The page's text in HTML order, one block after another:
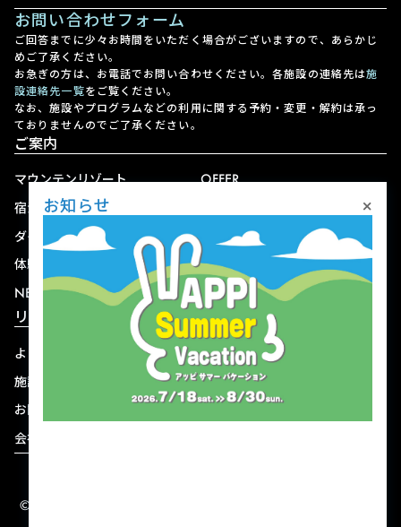
お問い合わせフォーム
ご回答までに少々お時間をいただく場合がございますので、あらかじ
めご了承ください。
お急ぎの方は、お電話でお問い合わせください。各施設の連絡先は施
設連絡先一覧をご覧ください。
なお、施設やプログラムなどの利用に関する予約・変更・解約は承っ
ておりませんのでご了承ください。
ご案内
マウンテンリゾート
宿泊
ダイニング
体験
NEWS
OFFER
ショップ
リゾート情報
よくある質問
施設連絡先一覧
お問い合わせ
会社概要
関連施設
資料ダウンロード
© 2004-2026 株式会社岩手ホテルアンドリゾート.
お知らせ ×